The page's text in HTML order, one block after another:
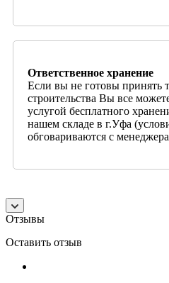
Ответственное хранение
Если вы не готовы принять
строительства Вы все
услугой бесплатного
нашем складе в г.Уфа
обговариваются с
Отзывы
Оставить отзыв